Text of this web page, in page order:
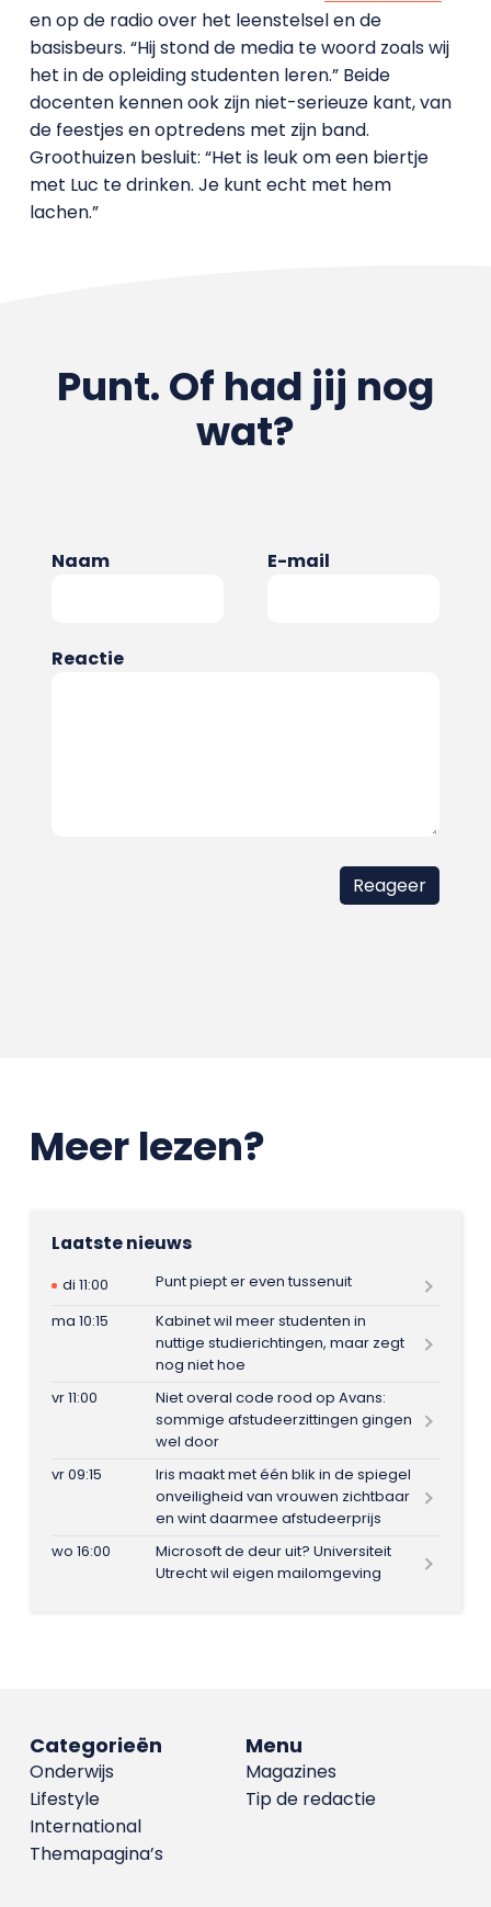
en op de radio over het leenstelsel en de
basisbeurs. “Hij stond de media te woord zoals wij
het in de opleiding studenten leren.” Beide
docenten kennen ook zijn niet-serieuze kant, van
de feestjes en optredens met zijn band.
Groothuizen besluit: “Het is leuk om een biertje
met Luc te drinken. Je kunt echt met hem
lachen.”
Punt. Of had jij nog
wat?
Naam E-mail
Reactie
Meer lezen?
Laatste nieuws
di 11:00
Punt piept er even tussenuit
ma 10:15
Kabinet wil meer studenten in
nuttige studierichtingen, maar zegt
nog niet hoe
vr 11:00
Niet overal code rood op Avans:
sommige afstudeerzittingen gingen
wel door
vr 09:15
Iris maakt met één blik in de spiegel
onveiligheid van vrouwen zichtbaar
en wint daarmee afstudeerprijs
wo 16:00
Microsoft de deur uit? Universiteit
Utrecht wil eigen mailomgeving
Menu
Magazines
Tip de redactie
Categorieën
Onderwijs
Lifestyle
International
Themapagina’s